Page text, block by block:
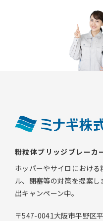
粉粒体ブリッジブレーカ
ホッパーやサイロにおけ
ル、閉塞等の対策を提案
出キャンペーン中。
〒547-0041大阪市平野区